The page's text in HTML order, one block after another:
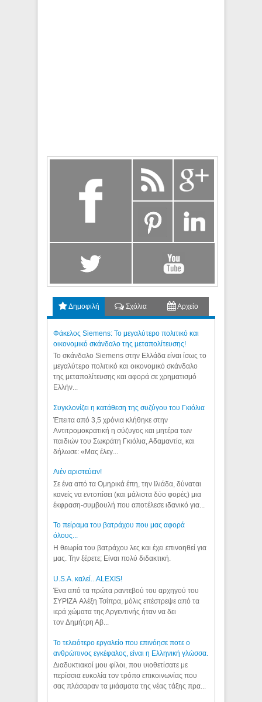
Δημοφιλή Σχόλια Αρχείο
Φάκελος Siemens: Το μεγαλύτερο πολιτικό και
οικονομικό σκάνδαλο της μεταπολίτευσης!
Το σκάνδαλο Siemens στην Ελλάδα είναι ίσως το
μεγαλύτερο πολιτικό και οικονομικό σκάνδαλο
της μεταπολίτευσης και αφορά σε χρηματισμό
Ελλήν...
Συγκλονίζει η κατάθεση της συζύγου του Γκιόλια
Έπειτα από 3,5 χρόνια κλήθηκε στην
Αντιτρομοκρατική η σύζυγος και μητέρα των
παιδιών του Σωκράτη Γκιόλια, Αδαμαντία, και
δήλωσε: «Μας έλεγ...
Aιέν αριστεύειν!
Σε ένα από τα Ομηρικά έπη, την Ιλιάδα, δύναται
κανείς να εντοπίσει (και μάλιστα δύο φορές) μια
έκφραση-συμβουλή που αποτέλεσε ιδανικό για...
Το πείραμα του βατράχου που μας αφορά
όλους...
Η θεωρία του βατράχου λες και έχει επινοηθεί για
μας. Την ξέρετε; Είναι πολύ διδακτική.
U.S.A. καλεί...ALEXIS!
Ένα από τα πρώτα ραντεβού του αρχηγού του
ΣΥΡΙΖΑ Αλέξη Τσίπρα, μόλις επέστρεψε από τα
ιερά χώματα της Αργεντινής ήταν να δει
τον Δημήτρη Αβ...
Το τελειότερο εργαλείο που επινόησε ποτε ο
ανθρώπινος εγκέφαλος, είναι η Ελληνική γλώσσα.
Διαδυκτιακοί μου φίλοι, που υιοθετίσατε με
περίσσια ευκολία τον τρόπο επικοινωνίας που
σας πλάσαραν τα μιάσματα της νέας τάξης πρα...